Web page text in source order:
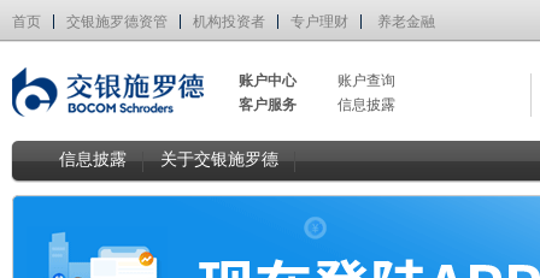
首页 交银施罗德资管 机构投资者 专户理财 养老金融
账户中心
账户查询
客户服务
信息披露
信息披露 关于交银施罗德